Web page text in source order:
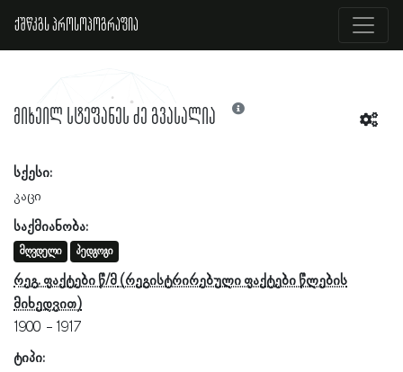
ქშწკგს პროსოპოგრაფია
მიხეილ სტეფანეს ძე გვასალია
სქესი:
კაცი
საქმიანობა:
მღვდელი პედგოგი
რეგ. ფაქტები წ/მ
1900
1917
ტიპი: